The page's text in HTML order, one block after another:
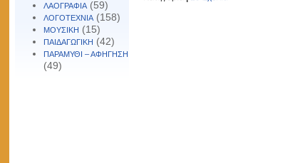
ΛΑΟΓΡΑΦΙΑ (59)
ΛΟΓΟΤΕΧΝΙΑ (158)
ΜΟΥΣΙΚΗ (15)
ΠΑΙΔΑΓΩΓΙΚΗ (42)
ΠΑΡΑΜΥΘΙ – ΑΦΗΓΗΣΗ
(49)